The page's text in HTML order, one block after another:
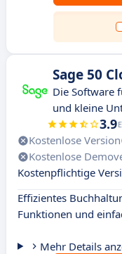
Sage 50
Die Software
und kleine
3.9
Kostenlose Version
Kostenlose
Kostenpflichtige
Effizientes
Funktionen und
Mehr Details